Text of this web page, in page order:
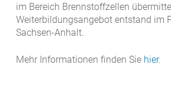
im Bereich Brennstoffzellen
Weiterbildungsangebot entstand im
Sachsen-Anhalt.
Mehr Informationen finden Sie hier.